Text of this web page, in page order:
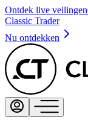
Ontdek live veilingen
Classic Trader
Nu ontdekken